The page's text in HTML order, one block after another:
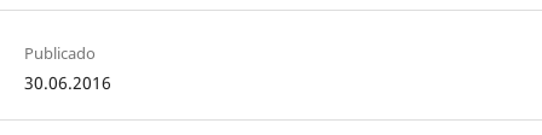
Publicado
30.06.2016